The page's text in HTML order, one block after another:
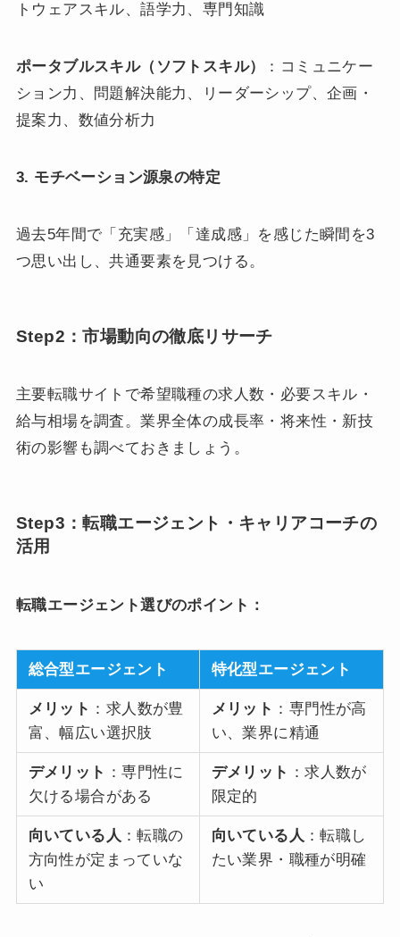
トウェアスキル、語学力、専門知識
ポータブルスキル（ソフトスキル）
：コミュニケー
ション力、問題解決能力、リーダーシップ、企画・
提案力、数値分析力
3. モチベーション源泉の特定
過去5年間で「充実感」「達成感」を感じた瞬間を3
つ思い出し、共通要素を見つける。
Step2：市場動向の徹底リサーチ
主要転職サイトで希望職種の求人数・必要スキル・
給与相場を調査。業界全体の成長率・将来性・新技
術の影響も調べておきましょう。
Step3：転職エージェント・キャリアコーチの
活用
転職エージェント選びのポイント：
総合型エージェント 特化型エージェント
メリット ：求人数が豊
富、幅広い選択肢
メリット ：専門性が高
い、業界に精通
デメリット ：専門性に
欠ける場合がある
デメリット ：求人数が
限定的
向いている人 ：転職の
方向性が定まっていな
い
向いている人 ：転職し
たい業界・職種が明確